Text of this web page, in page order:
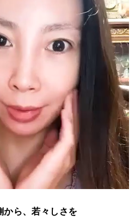
から、若々しさを